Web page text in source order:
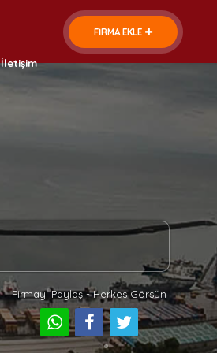
FİRMA EKLE
İletişim
Firmayı Paylaş - Herkes Görsün